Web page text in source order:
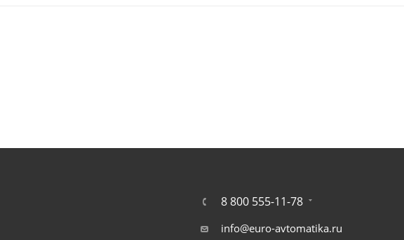
8 800 555-11-78
info@euro-avtomatika.ru